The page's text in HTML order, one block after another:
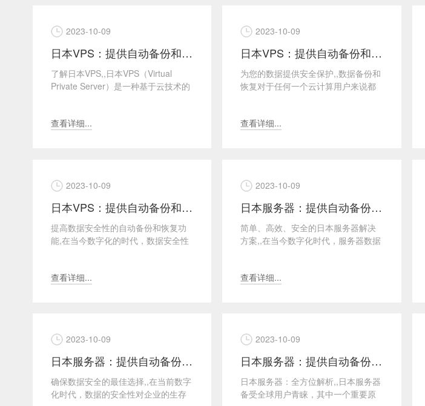
2023-10-09
日本VPS：提供自动备份和恢复
了解日本VPS,,日本VPS（Virtual
Private Server）是一种基于云技术的
查看详细...
2023-10-09
日本VPS：提供自动备份和恢复
为您的数据提供安全保护,,数据备份和
恢复对于任何一个云计算用户来说都
查看详细...
2023-10-09
日本VPS：提供自动备份和恢复
提高数据安全性的自动备份和恢复功
能,在当今数字化的时代，数据安全性
查看详细...
2023-10-09
日本服务器：提供自动备份和恢复
简单、高效、安全的日本服务器解决
方案,,在当今数字化时代，服务器数据
查看详细...
2023-10-09
日本服务器：提供自动备份和恢复
确保数据安全的最佳选择,,在当前数字
化时代，数据的安全性对企业的生存
2023-10-09
日本服务器：提供自动备份和恢复
日本服务器：全方位解析,,日本服务器
备受全球用户青睐，其中一个重要原